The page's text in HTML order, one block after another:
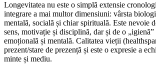
Longevitatea nu este o simplă extensie
integrare a mai multor dimensiuni: vârsta
mentală, socială și chiar spirituală. Este nevoie
sens, motivație și disciplină, dar și de o
emoțională și mentală. Calitatea vieții
prezent/stare de prezență și este o expresie a
minte și mediu.